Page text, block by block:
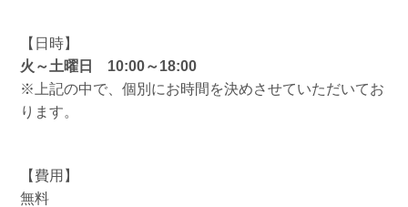
【日時】
火～土曜日 10:00～18:00
※上記の中で、個別にお時間を決めさせていただいてお
ります。
【費用】
無料